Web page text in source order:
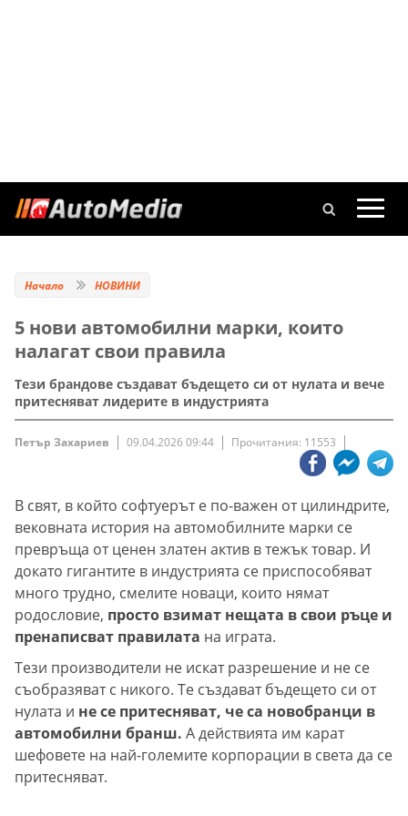
Начало НОВИНИ
5 нови автомобилни марки, които
налагат свои правила
Тези брандове създават бъдещето си от нулата и вече
притесняват лидерите в индустрията
Петър Захариев 09.04.2026 09:44 Прочитания: 11553
В свят, в който софтуерът е по-важен от цилиндрите,
вековната история на автомобилните марки се
превръща от ценен златен актив в тежък товар. И
докато гигантите в индустрията се приспособяват
много трудно, смелите новаци, които нямат
родословие, просто взимат нещата в свои ръце и
пренаписват правилата на играта.
Тези производители не искат разрешение и не се
съобразяват с никого. Те създават бъдещето си от
нулата и не се притесняват, че са новобранци в
автомобилни бранш. А действията им карат
шефовете на най-големите корпорации в света да се
притесняват.